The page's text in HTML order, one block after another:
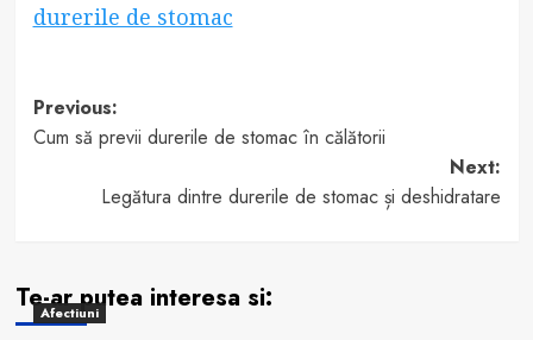
durerile de stomac
Post
navigation
Previous:
Cum să previi durerile de stomac în călătorii
Next:
Legătura dintre durerile de stomac și deshidratare
Te-ar putea interesa si:
Afectiuni